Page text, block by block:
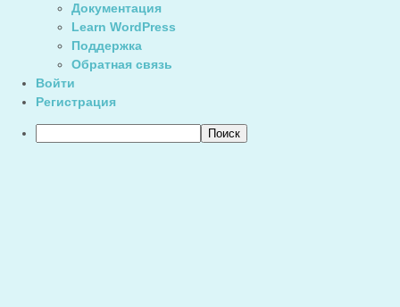
Документация
Learn WordPress
Поддержка
Обратная связь
Войти
Регистрация
Поиск